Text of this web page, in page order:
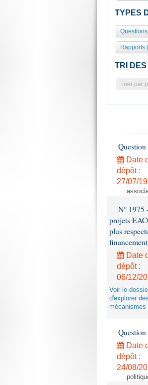
TYPES
Rapports
TRI
Trier par
Date
dépôt :
27/07/
N° 1975
projets
plus
Date
dépôt :
06/12/
Voir le
d'explorer
mécanismes
Date
dépôt :
24/08/